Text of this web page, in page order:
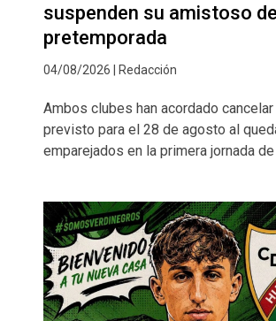
suspenden su amistoso de
pretemporada
04/08/2026 | Redacción
Ambos clubes han acordado
previsto para el 28 de agosto al
emparejados en la primera jornada